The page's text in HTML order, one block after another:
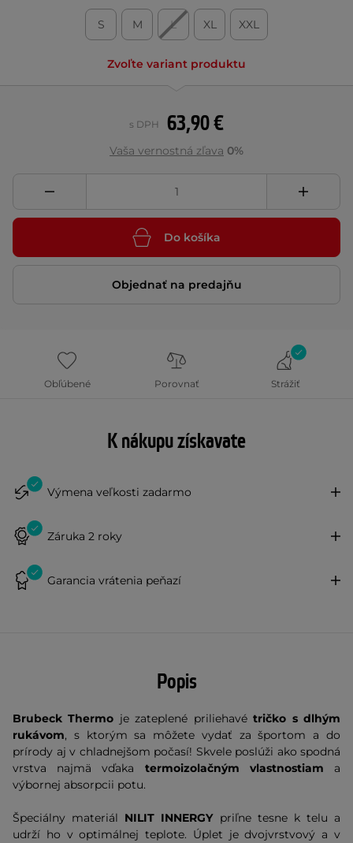
S M L XL XXL
Zvoľte variant produktu
63,90 €
s DPH
Vaša vernostná zľava 0%
Do košíka
Objednať na predajňu
Obľúbené Porovnať Strážiť
K nákupu získavate
Výmena veľkosti zadarmo
Záruka 2 roky
Garancia vrátenia peňazí
Popis
Brubeck Thermo je zateplené priliehavétričko s dlhým
rukávom, s ktorým sa môžete vydať za športom a do
prírody aj v chladnejšom počasí! Skvele poslúži ako spodná
vrstva najmä vďaka termoizolačným vlastnostiam a
výbornej absorpcii potu.
Špeciálny materiál NILIT INNERGYpriľne tesne k telu a
udrží ho v optimálnej teplote. Úplet je dvojvrstvový a v